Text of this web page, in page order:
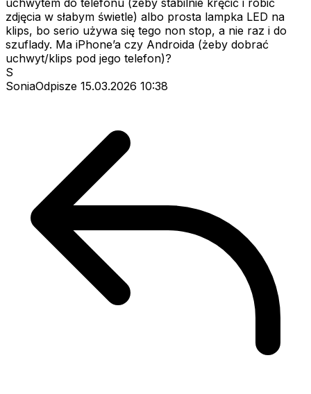
zdjęcia w słabym świetle) albo prosta lampka LED na
klips, bo serio używa się tego non stop, a nie raz i do
szuflady. Ma iPhone’a czy Androida (żeby dobrać
uchwyt/klips pod jego telefon)?
S
SoniaOdpisze 15.03.2026 10:38